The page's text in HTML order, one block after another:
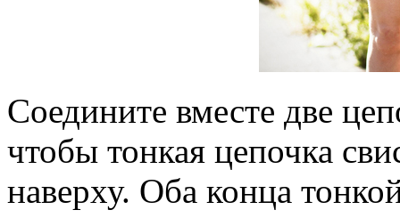
Соедините вместе две
чтобы тонкая цепочка
наверху. Оба конца